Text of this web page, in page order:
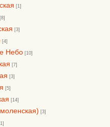
[1]
[8]
[3]
[4]
Небо [10]
[7]
[3]
[5]
[14]
[3]